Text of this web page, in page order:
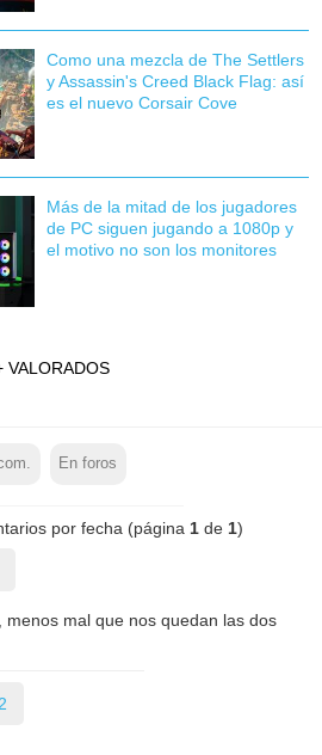
Como una mezcla de The Settlers
y Assassin's Creed Black Flag: así
es el nuevo Corsair Cove
Más de la mitad de los jugadores
de PC siguen jugando a 1080p y
el motivo no son los monitores
VALORADOS
En foros
por fecha (página 1de 1)
menos mal que nos quedan las dos